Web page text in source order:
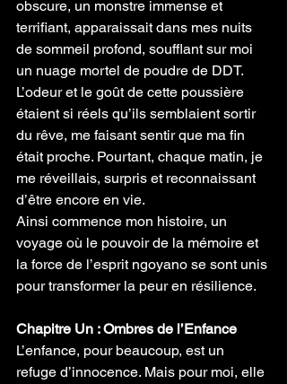
obscure, un monstre immense et
terrifiant, apparaissait dans mes nuits
de sommeil profond, soufflant sur moi
un nuage mortel de poudre de DDT.
L’odeur et le goût de cette poussière
étaient si réels qu’ils semblaient sortir
du rêve, me faisant sentir que ma fin
était proche. Pourtant, chaque matin, je
me réveillais, surpris et reconnaissant
d’être encore en vie.
Ainsi commence mon histoire, un
voyage où le pouvoir de la mémoire et
la force de l’esprit ngoyano se sont unis
pour transformer la peur en résilience.
Chapitre Un : Ombres de l’Enfance
L’enfance, pour beaucoup, est un
refuge d’innocence. Mais pour moi, elle